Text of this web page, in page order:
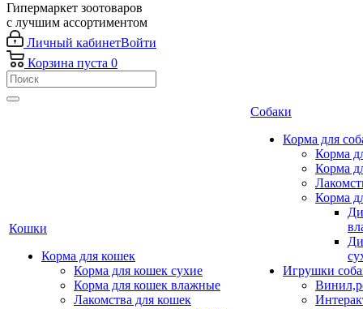
Гипермаркет зоотоваров
с лучшим ассортиментом
Личный кабинетВойти
Корзина пуста 0
Кошки
Корма для кошек
Корма для кошек сухие
Корма для кошек влажные
Лакомства для кошек
Собаки
Корма для
Корма
Корма
Корма
Игрушки